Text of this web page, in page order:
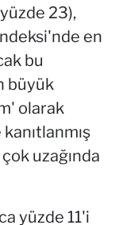
23),
en
bu
büyük
olarak
uzağında
yüzde 11'i